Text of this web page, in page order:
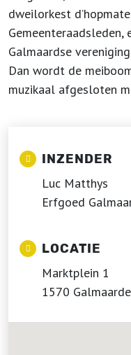
dweilorkest
Galmaardse
Dan wordt de
muzikaal afgesloten
INZENDER
Luc Matthys
Erfgoed
LOCATIE
Marktplein 1
1570